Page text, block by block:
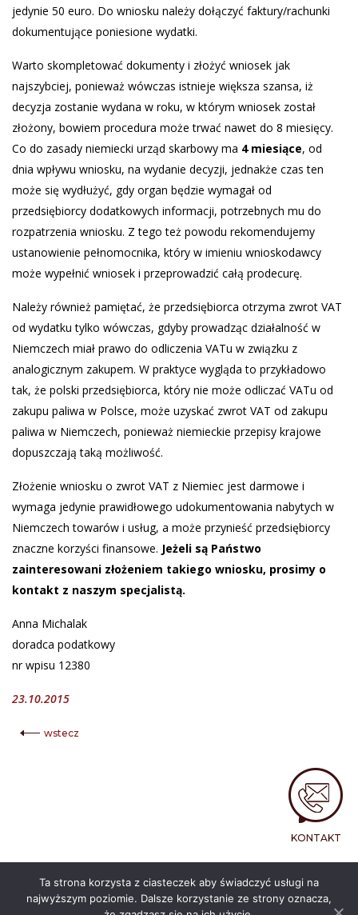
jedynie 50 euro. Do wniosku należy dołączyć faktury/rachunki
dokumentujące poniesione wydatki.
Warto skompletować dokumenty i złożyć wniosek jak
najszybciej, ponieważ wówczas istnieje większa szansa, iż
decyzja zostanie wydana w roku, w którym wniosek został
złożony, bowiem procedura może trwać nawet do 8 miesięcy.
Co do zasady niemiecki urząd skarbowy ma 4 miesiące, od
dnia wpływu wniosku, na wydanie decyzji, jednakże czas ten
może się wydłużyć, gdy organ będzie wymagał od
przedsiębiorcy dodatkowych informacji, potrzebnych mu do
rozpatrzenia wniosku. Z tego też powodu rekomendujemy
ustanowienie pełnomocnika, który w imieniu wnioskodawcy
może wypełnić wniosek i przeprowadzić całą prodecurę.
Należy również pamiętać, że przedsiębiorca otrzyma zwrot VAT
od wydatku tylko wówczas, gdyby prowadząc działalność w
Niemczech miał prawo do odliczenia VATu w związku z
analogicznym zakupem. W praktyce wygląda to przykładowo
tak, że polski przedsiębiorca, który nie może odliczać VATu od
zakupu paliwa w Polsce, może uzyskać zwrot VAT od zakupu
paliwa w Niemczech, ponieważ niemieckie przepisy krajowe
dopuszczają taką możliwość.
Złożenie wniosku o zwrot VAT z Niemiec jest darmowe i
wymaga jedynie prawidłowego udokumentowania nabytych w
Niemczech towarów i usług, a może przynieść przedsiębiorcy
znaczne korzyści finansowe. Jeżeli są Państwo
zainteresowani złożeniem takiego wniosku, prosimy o
kontakt z naszym specjalistą.
Anna Michalak
doradca podatkowy
nr wpisu 12380
23.10.2015
wstecz
KONTAKT
© 2026 - BRAINS TRUST. Wszelkie prawa zastrzeżone.
Projekt i wykonanie www.itband.pl
Ta strona korzysta z ciasteczek aby świadczyć usługi na
najwyższym poziomie. Dalsze korzystanie ze strony oznacza,